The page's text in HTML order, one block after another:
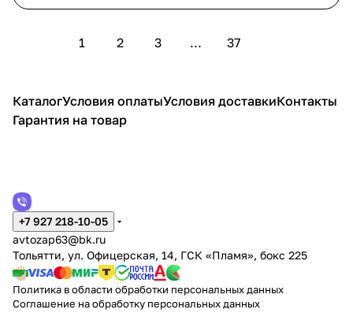
1 2 3 ... 37
КаталогУсловия оплатыУсловия доставкиКонтакты
Гарантия на товар
+7 927 218-10-05
avtozap63@bk.ru
Тольятти, ул. Офицерская, 14, ГСК «Пламя», бокс 225
Политика в области обработки персональных данных
Соглашение на обработку персональных данных